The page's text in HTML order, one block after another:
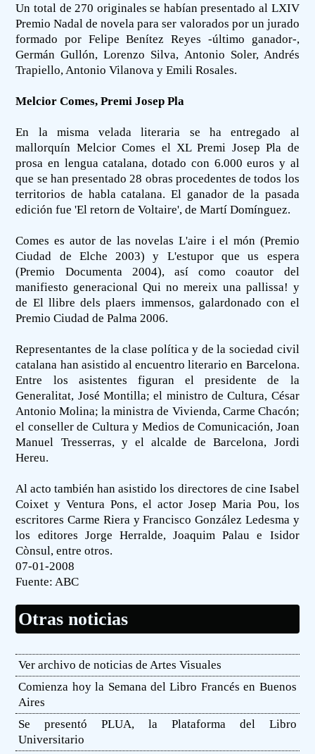
Un total de 270 originales se habían presentado al LXIV
Premio Nadal de novela para ser valorados por un jurado
formado por Felipe Benítez Reyes -último ganador-,
Germán Gullón, Lorenzo Silva, Antonio Soler, Andrés
Trapiello, Antonio Vilanova y Emili Rosales.
Melcior Comes, Premi Josep Pla
En la misma velada literaria se ha entregado al
mallorquín Melcior Comes el XL Premi Josep Pla de
prosa en lengua catalana, dotado con 6.000 euros y al
que se han presentado 28 obras procedentes de todos los
territorios de habla catalana. El ganador de la pasada
edición fue 'El retorn de Voltaire', de Martí Domínguez.
Comes es autor de las novelas L'aire i el món (Premio
Ciudad de Elche 2003) y L'estupor que us espera
(Premio Documenta 2004), así como coautor del
manifiesto generacional Qui no mereix una pallissa! y
de El llibre dels plaers immensos, galardonado con el
Premio Ciudad de Palma 2006.
Representantes de la clase política y de la sociedad civil
catalana han asistido al encuentro literario en Barcelona.
Entre los asistentes figuran el presidente de la
Generalitat, José Montilla; el ministro de Cultura, César
Antonio Molina; la ministra de Vivienda, Carme Chacón;
el conseller de Cultura y Medios de Comunicación, Joan
Manuel Tresserras, y el alcalde de Barcelona, Jordi
Hereu.
Al acto también han asistido los directores de cine Isabel
Coixet y Ventura Pons, el actor Josep Maria Pou, los
escritores Carme Riera y Francisco González Ledesma y
los editores Jorge Herralde, Joaquim Palau e Isidor
Cònsul, entre otros.
07-01-2008
Fuente: ABC
Otras noticias
Ver archivo de noticias de Artes Visuales
Comienza hoy la Semana del Libro Francés en Buenos
Aires
Se presentó PLUA, la Plataforma del Libro
Universitario